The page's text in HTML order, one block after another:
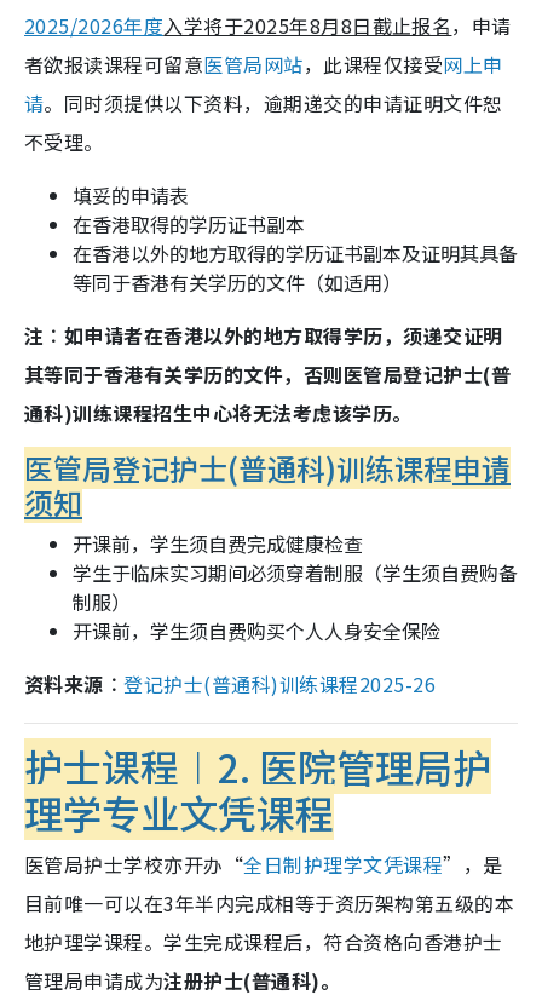
2025/2026年度入学将于2025年8月8日截止报名，申请
者欲报读课程可留意医管局网站，此课程仅接受网上申
请。同时须提供以下资料，逾期递交的申请证明文件恕
不受理。
填妥的申请表
在香港取得的学历证书副本
在香港以外的地方取得的学历证书副本及证明其具备
等同于香港有关学历的文件（如适用）
注︰如申请者在香港以外的地方取得学历，须递交证明
其等同于香港有关学历的文件，否则医管局登记护士(普
通科)训练课程招生中心将无法考虑该学历。
医管局登记护士(普通科)训练课程申请
须知
开课前，学生须自费完成健康检查
学生于临床实习期间必须穿着制服（学生须自费购备
制服）
开课前，学生须自费购买个人人身安全保险
资料来源︰登记护士(普通科)训练课程2025-26
护士课程︱2. 医院管理局护
理学专业文凭课程
医管局护士学校亦开办“全日制护理学文凭课程”，是
目前唯一可以在3年半内完成相等于资历架构第五级的本
地护理学课程。学生完成课程后，符合资格向香港护士
管理局申请成为注册护士(普通科)。